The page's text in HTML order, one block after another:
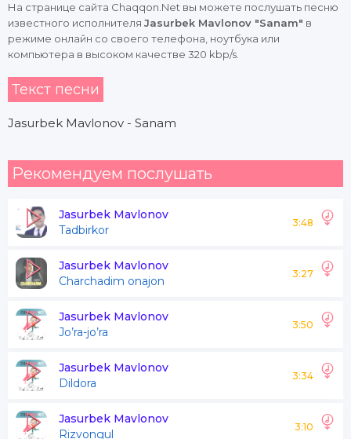
На странице сайта Chaqqon.Net вы можете послушать песню
известного исполнителя Jasurbek Mavlonov "Sanam" в
режиме онлайн со своего телефона, ноутбука или
компьютера в высоком качестве 320 kbp/s.
Текст песни
Jasurbek Mavlonov - Sanam
Рекомендуем послушать
Jasurbek Mavlonov
Tadbirkor
3:48
Jasurbek Mavlonov
Charchadim onajon
3:27
Jasurbek Mavlonov
Jo’ra-jo’ra
3:50
Jasurbek Mavlonov
Dildora
3:34
Jasurbek Mavlonov
Rizvongul
3:10